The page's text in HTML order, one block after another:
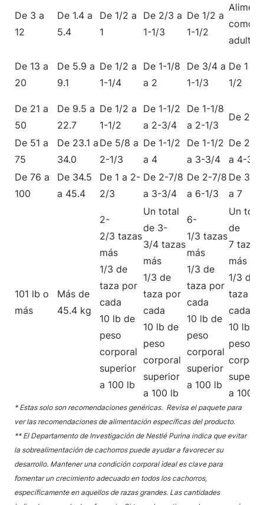
De 3 a
12
De 1.4 a
5.4
De 1/2 a
1
De 2/3 a
1-1/3
De 1/2 a
1-1/2
como
adulto
De 13 a
20
De 5.9 a
9.1
De 1/2 a
1-1/4
De 1-1/8
a 2
De 3/4 a
1-1/3
De 1 a
1/2
De 21 a
50
De 9.5 a
22.7
De 1/2 a
1-1/2
De 1-1/2
a 2-3/4
De 1-1/8
a 2-1/3
De 2 a
De 51 a
75
De 23.1 a
34.0
De 5/8 a
2-1/3
De 1-1/2
a 4
De 1-1/2
a 3-3/4
De 2-1/
a 4-3/4
De 76 a
100
De 34.5
a 45.4
De 1 a 2-
2/3
De 2-7/8
a 3-3/4
De 2-7/8
a 6-1/3
De 3-
a 7
101 lb o
más
Más de
45.4 kg
2-
2/3 tazas
más
1/3 de
taza por
cada
10 lb de
peso
corporal
superior
a 100 lb
Un total
de 3-
3/4 tazas
más
1/3 de
taza por
cada
10 lb de
peso
corporal
superior
a 100 lb
6-
1/3 tazas
más
1/3 de
taza por
cada
10 lb de
peso
corporal
superior
a 100 lb
Un total
de
7 tazas
más
1/3 de
taza
cada
10 lb de
peso
a 100 lb
* Estas solo son recomendaciones genéricas. Revisa el paquete para
ver las recomendaciones de alimentación específicas del producto.
** El Departamento de Investigación de Nestlé Purina indica que evitar
la sobrealimentación de cachorros puede ayudar a favorecer su
desarrollo. Mantener una condición corporal ideal es clave para
fomentar un crecimiento adecuado en todos los cachorros,
específicamente en aquellos de razas grandes. Las cantidades